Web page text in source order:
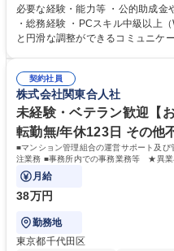
ジションとして活躍いただくことを期待してい
プの業務内容】 ・人事制度関連
怠管理 ・官公庁への各種提出 ・
管理 ・福利厚生関連 ・職員からの
業務全般 募集職種 【東京／文京区】公益財団法人の総務人事業務／年間
休日125日
必要な経験・能力等 ・公的助成金
・総務経験 ・PCスキル中級以上
と円滑な調整ができるコミュニケーショ
契約社員
株式会社関東合人社
未経験・ベテラン歓迎【
転勤無/年休123日 その他
■マンション管理組合の運営サポート及
注業務 ■事務所内での事務業務等 ★異業
月給
38万円
勤務地
東京都千代田区